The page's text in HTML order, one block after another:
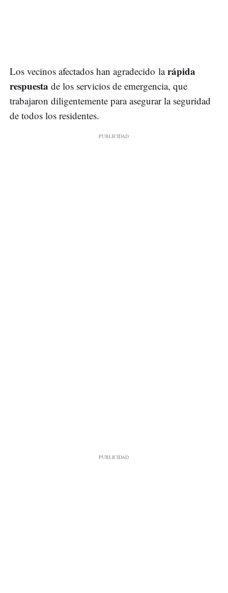
Los vecinos afectados han agradecido larápida
respuesta de los servicios de emergencia, que
trabajaron diligentemente para asegurar la seguridad
de todos los residentes.